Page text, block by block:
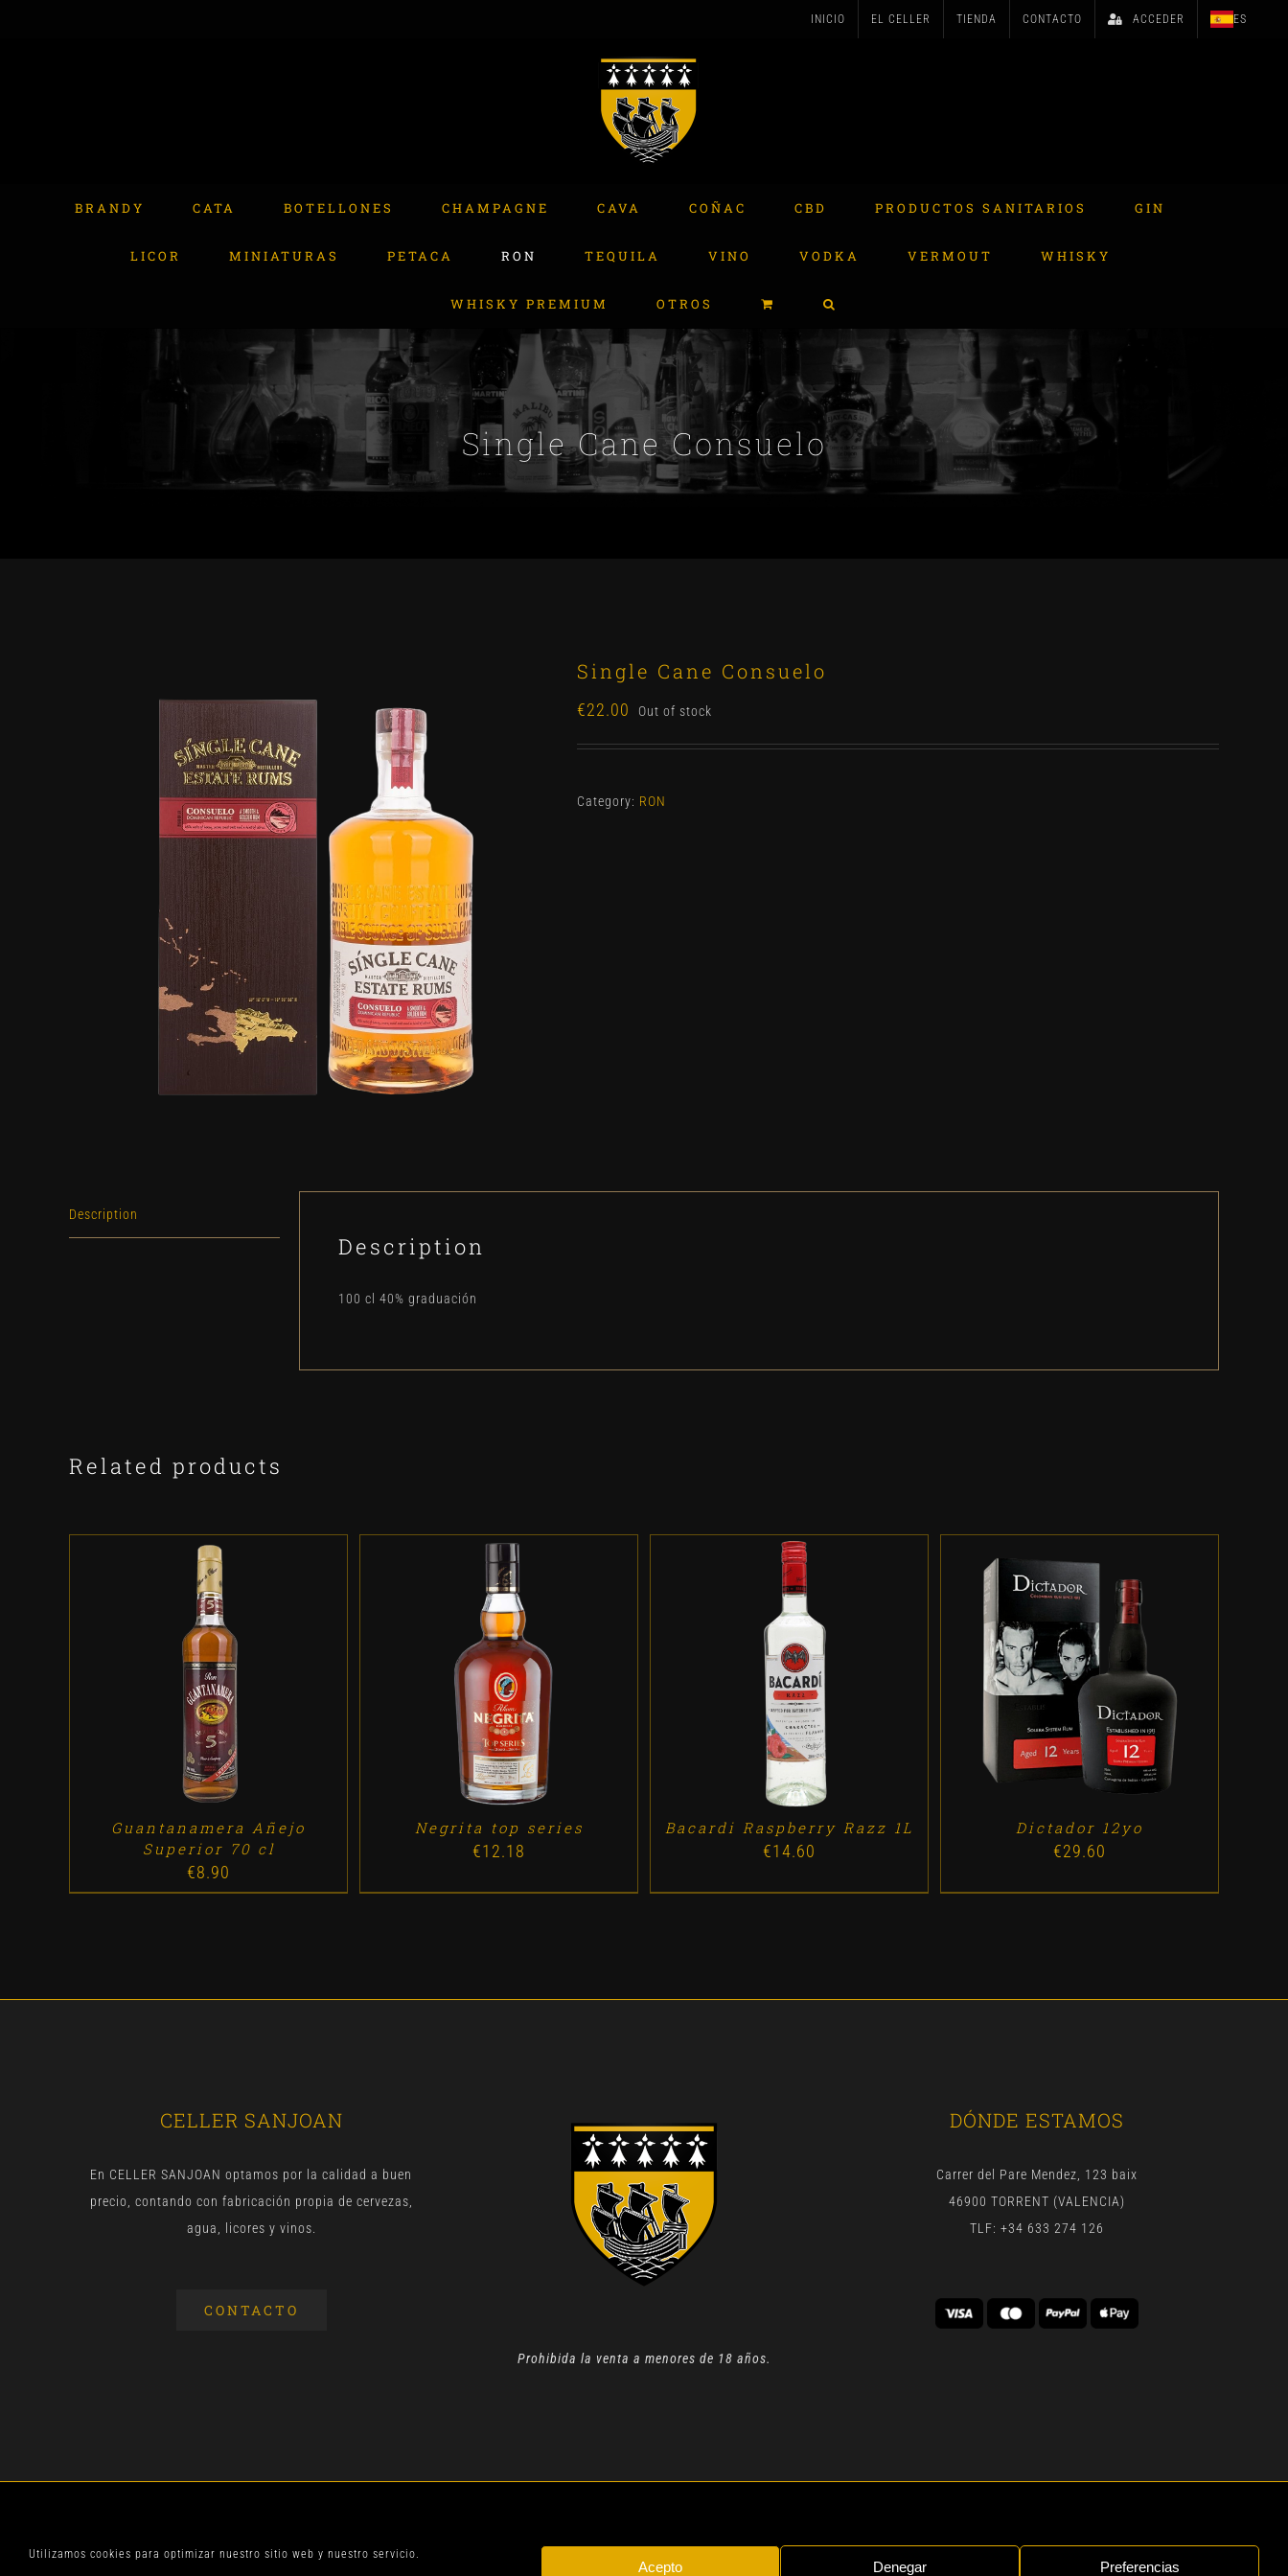
Utilizamos cookies para optimizar nuestro sitio web y nuestro servicio.
Acepto Denegar Preferencias
INICIO EL CELLER TIENDA CONTACTO ACCEDER ES
BRANDY CATA BOTELLONES CHAMPAGNE CAVA COÑAC CBD PRODUCTOS SANITARIOS GIN
LICOR MINIATURAS PETACA RON TEQUILA VINO VODKA VERMOUT WHISKY
WHISKY PREMIUM OTROS
Single Cane Consuelo
Single Cane Consuelo
€22.00 Out of stock
Category: RON
Description
Description
100 cl 40% graduación
Related products
ADD TO CART /
Guantanamera Añejo
Superior 70 cl
€8.90
ADD TO CART / DETALLES
Negrita top series
€12.18
ADD TO CART / DETALLES
Bacardi Raspberry Razz 1L
€14.60
ADD TO CART / DETALLES
Dictador 12yo
€29.60
CELLER SANJOAN
En CELLER SANJOAN optamos por la calidad a buen
precio, contando con fabricación propia de cervezas,
agua, licores y vinos.
CONTACTO
Prohibida la venta a menores de 18 años.
DÓNDE ESTAMOS
Carrer del Pare Mendez, 123 baix
46900 TORRENT (VALENCIA)
TLF: +34 633 274 126
AVISO LEGAL| TODOS LOS DERECHOS RESERVADOS | BYGEN DIGITAL